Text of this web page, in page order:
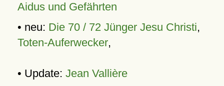
Aidus und Gefährten
• neu: Die 70 / 72 Jünger Jesu Christi,
Toten-Auferwecker,
• Update: Jean Vallière